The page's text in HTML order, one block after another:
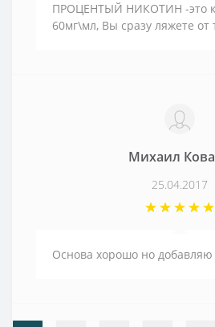
ПРОЦЕНТЫЙ НИКОТИН -это
60мг\мл, Вы сразу ляжете от
Михаил
25.04.2017
Основа хорошо но